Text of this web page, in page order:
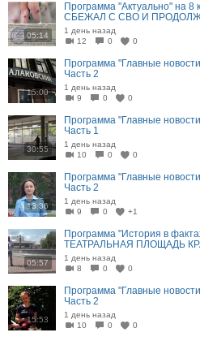
05:14
Программа "Актуально" на
СБЕЖАЛ С СВО И
1 день назад
12
0 0
15:00
Программа "Главные
Часть 2
1 день назад
9
0 0
30:55
Программа "Главные
Часть 1
1 день назад
10
0 0
13:36
Программа "Главные
Часть 2
1 день назад
9
0 +1
05:57
Программа "История в
ТЕАТРАЛЬНАЯ ПЛОЩАДЬ
1 день назад
8
0 0
15:53
Программа "Главные
Часть 2
1 день назад
10
0 0